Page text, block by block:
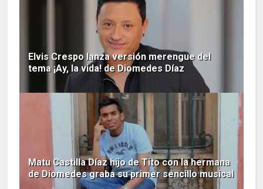
Elvis Crespo lanza versión merengue del
tema ¡Ay, la vida! de Diomedes Díaz
Matu Castilla Díaz hijo de Tito con la hermana
de Diomedes graba su primer sencillo musical